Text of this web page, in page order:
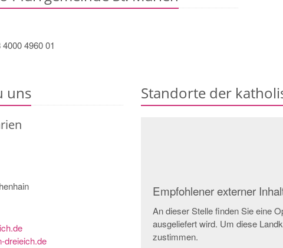
4960 01
uns
dreieich.de
Standorte der
Empfohlener externer
An dieser Stelle finden Sie eine
ausgeliefert wird. Um diese
zustimmen.